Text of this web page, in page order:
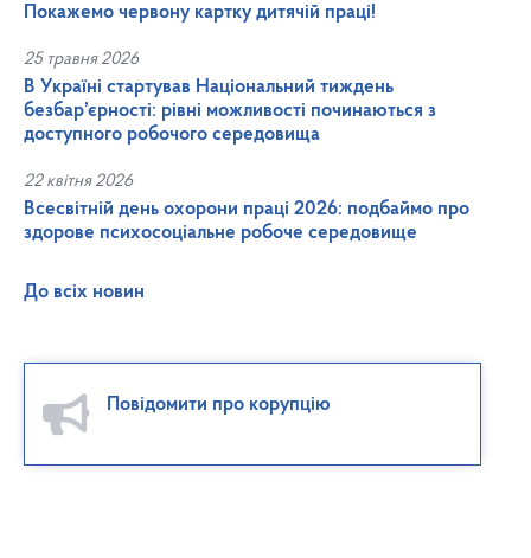
Покажемо червону картку дитячій праці!
25 травня 2026
В Україні стартував Національний тиждень
безбар’єрності: рівні можливості починаються з
доступного робочого середовища
22 квітня 2026
Всесвітній день охорони праці 2026: подбаймо про
здорове психосоціальне робоче середовище
До всіх новин
Повідомити про корупцію